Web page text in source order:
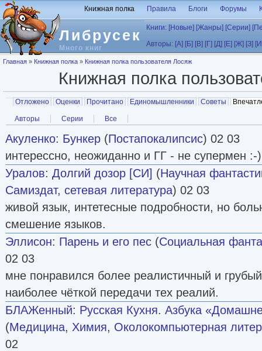
Перейти к основному содержанию
Либрусек
Много книг
Книжная полка Правила Блоги Форумы
Книги: [Новые] [Жанры] [Серии]
Авторы: [А] [Б] [В] [Г] [Д] [Е] [Ж] [З]
Вы здесь
Главная » Книжная полка » Книжная полка пользователя Лосяж
Книжная полка
Главные вкладки
Отложено Оценки Прочитано Единомышленники Советы
Вторичные вкладки
Авторы Серии Все
Акуленко: Бункер (Постапокалипсис) 02 03
интерессно, неожиданно и ГГ - не супермен :-)
Уралов: Долгий дозор [СИ] (Научная
Самиздат, сетевая литература) 02 03
живой язык, интетесные подробности, но
смешение языков.
Эллисон: Парень и его пес (Социальная
02 03
мне понравился более реалистичный и
наиболее чёткой передачи тех реалий.
БЛАЖенный: Русская Кухня. Азбука
(Медицина, Химия, Околокомпьютерная
02